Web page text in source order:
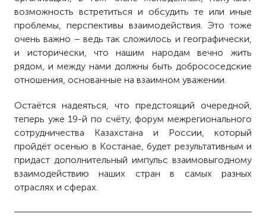
возможность встретиться и обсудить те или иные
проблемы, перспективы взаимодействия. Это тоже
очень важно – ведь так сложилось и географически,
и исторически, что нашим народам вечно жить
рядом, и между нами должны быть добрососедские
отношения, основанные на взаимном уважении.
Остаётся надеяться, что предстоящий очередной,
теперь уже 19-й по счёту, форум межрегионального
сотрудничества Казахстана и России, который
пройдёт осенью в Костанае, будет результативным и
придаст дополнительный импульс взаимовыгодному
взаимодействию наших стран в самых разных
отраслях и сферах.